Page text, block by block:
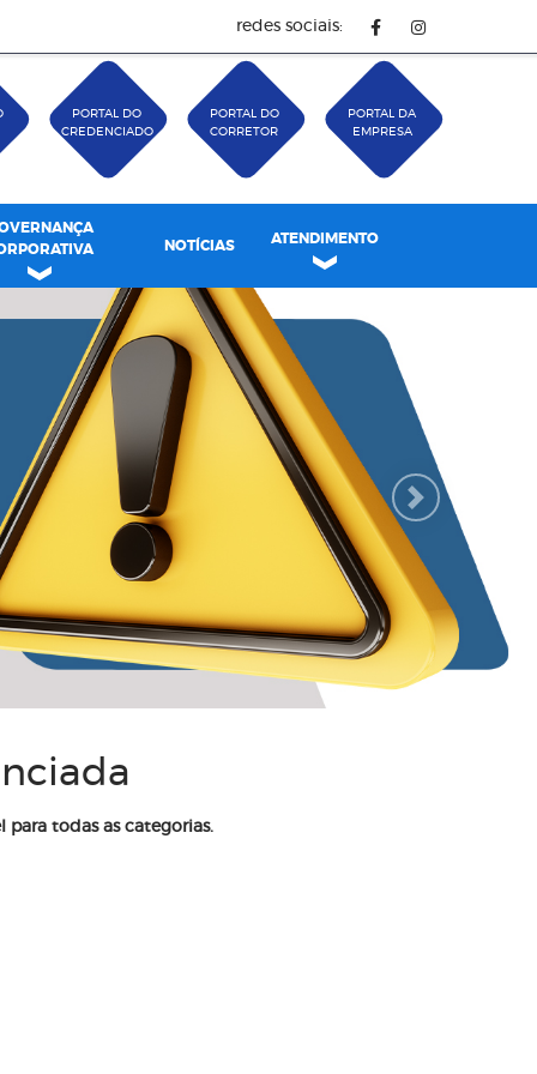
redes sociais:
PORTAL DO
CREDENCIADO
PORTAL DO
CORRETOR
PORTAL DA
EMPRESA
NOTÍCIAS ATENDIMENTO